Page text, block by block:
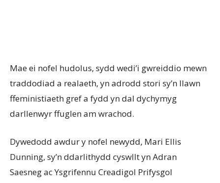
Mae ei nofel hudolus, sydd wedi’i gwreiddio mewn
traddodiad a realaeth, yn adrodd stori sy’n llawn
ffeministiaeth gref a fydd yn dal dychymyg
darllenwyr ffuglen am wrachod.
Dywedodd awdur y nofel newydd, Mari Ellis
Dunning, sy’n ddarlithydd cyswllt yn Adran
Saesneg ac Ysgrifennu Creadigol Prifysgol